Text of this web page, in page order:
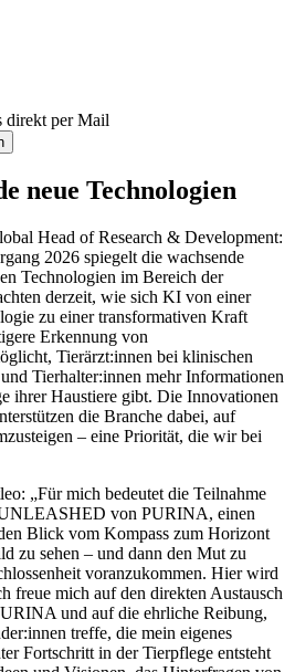
direkt per Mail
neue Technologien
Head of Research & Development:
2026 spiegelt die wachsende
Technologien im Bereich der
derzeit, wie sich KI von einer
zu einer transformativen Kraft
Erkennung von
Tierärzt:innen bei klinischen
Tierhalter:innen mehr Informationen
ihrer Haustiere gibt. Die Innovationen
die Branche dabei, auf
– eine Priorität, die wir bei
„Für mich bedeutet die Teilnahme
von PURINA, einen
Blick vom Kompass zum Horizont
zu sehen – und dann den Mut zu
voranzukommen. Hier wird
freue mich auf den direkten Austausch
und auf die ehrliche Reibung,
treffe, die mein eigenes
Fortschritt in der Tierpflege entsteht